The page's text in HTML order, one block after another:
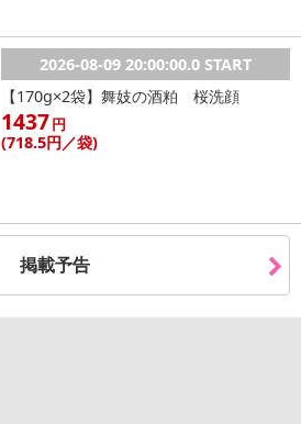
2026-08-09 20:00:00.0 START
【170g×2袋】舞妓の酒粕 桜洗顔
1437円
(718.5円 ／袋)
掲載予告